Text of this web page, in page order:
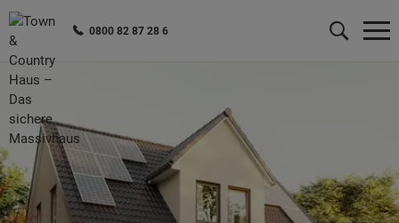
0800 82 87 28 6
Wonach möchten Sie suchen?